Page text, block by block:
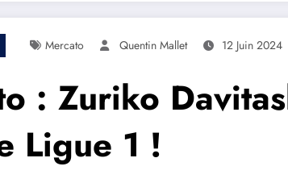
Mercato Quentin Mallet 12 Juin 2024
: Zuriko
Ligue 1 !